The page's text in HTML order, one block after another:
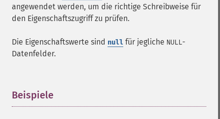
angewendet werden, um die richtige Schreibweise für
den Eigenschaftszugriff zu prüfen.
Die Eigenschaftswerte sind null für jegliche NULL-
Datenfelder.
Beispiele